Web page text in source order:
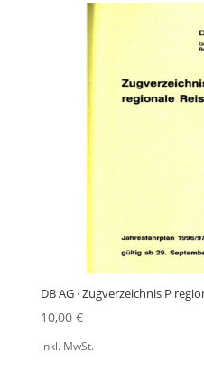
DB AG · Zugverzeichnis P
10,00 €
inkl. MwSt.